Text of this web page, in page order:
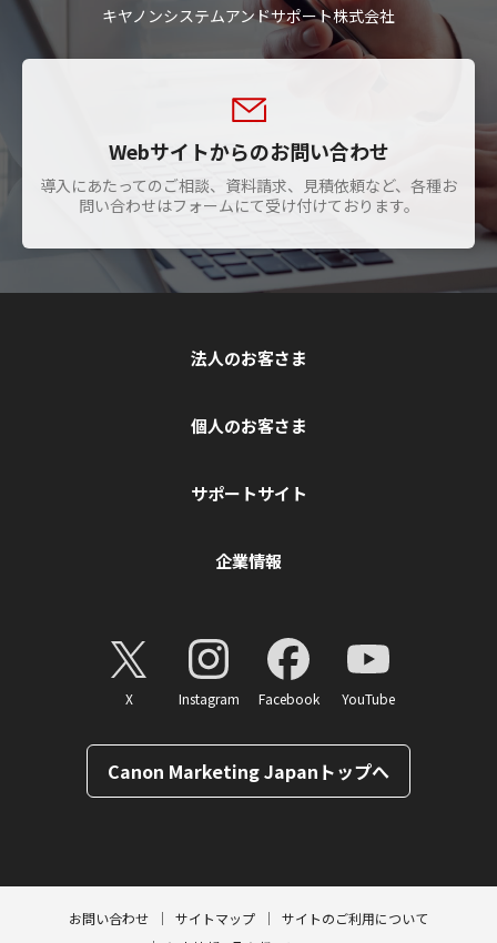
キヤノンシステムアンドサポート株式会社
Webサイトからのお問い合わせ
導入にあたってのご相談、資料請求、見積依頼など、各種お
問い合わせはフォームにて受け付けております。
法人のお客さま
個人のお客さま
サポートサイト
企業情報
X Instagram Facebook YouTube
Canon Marketing Japanトップへ
お問い合わせ サイトマップ
サイトのご利用について